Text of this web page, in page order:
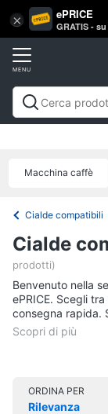
× ePRICE
GRATIS -
Accedi
Registrati
Offerte
Tv
e
Home
Cinema
Vai
al
Frigoriferi
Cantinetta
Frigoriferi
Congelatore
a
pozzetto
Frigorifero
combinato
Vedi
tutti
Lavatrici
stiro
industriali
Macchina caffè
Cialde compatibili
Cialde
prodotti)
Benvenuto nella
ePRICE. Scegli
consegna rapida.
prezzi e acquista
ORDINA PER
Rilevanza